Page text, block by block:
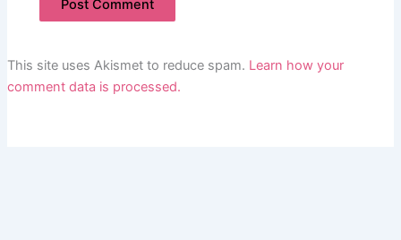
This site uses Akismet to reduce spam. Learn how your
comment data is processed.